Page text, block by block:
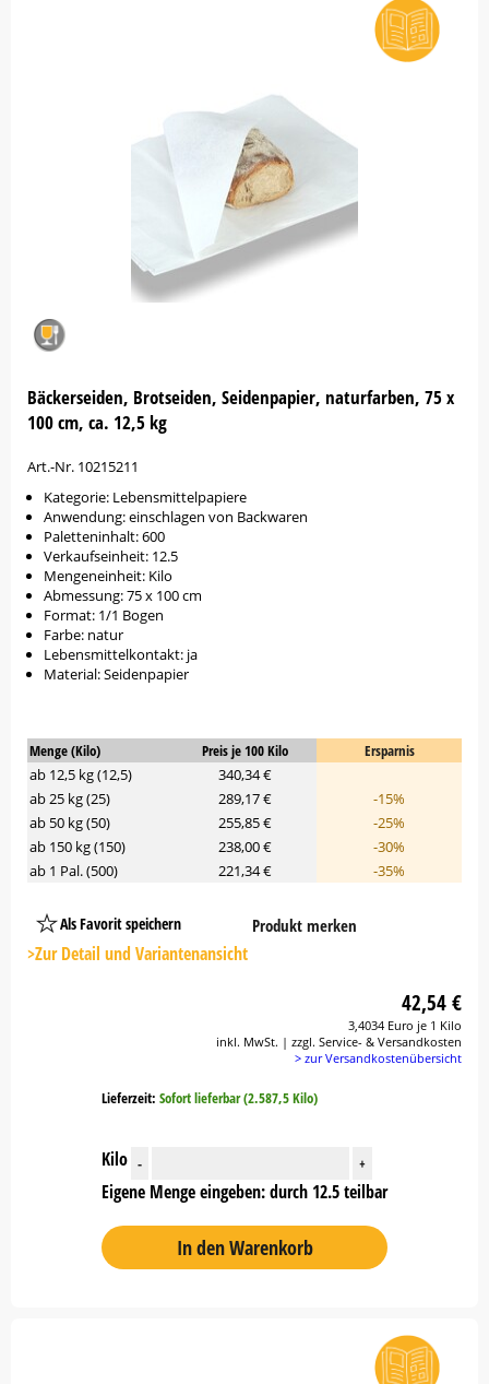
Bäckerseiden, Brotseiden, Seidenpapier, naturfarben, 75 x
100 cm, ca. 12,5 kg
Art.-Nr. 10215211
Kategorie: Lebensmittelpapiere
Anwendung: einschlagen von Backwaren
Paletteninhalt: 600
Verkaufseinheit: 12.5
Mengeneinheit: Kilo
Abmessung: 75 x 100 cm
Format: 1/1 Bogen
Farbe: natur
Lebensmittelkontakt: ja
Material: Seidenpapier
Menge (Kilo) Preis je 100 Kilo
Ersparnis
ab 12,5 kg (12,5)
340,34 €
ab 25 kg (25)
289,17 €
-15%
ab 50 kg (50)
255,85 €
-25%
ab 150 kg (150)
238,00 €
-30%
ab 1 Pal. (500)
221,34 € -35%
Als Favorit speichern
Platzhalter
Button
Produkt merken
>Zur Detail und Variantenansicht
42,54 €
3,4034 Euro je 1 Kilo
inkl. MwSt. | zzgl. Service- & Versandkosten
> zur Versandkostenübersicht
Lieferzeit: Sofort lieferbar (2.587,5 Kilo)
Kilo - +
Eigene Menge eingeben: durch 12.5 teilbar
In den Warenkorb